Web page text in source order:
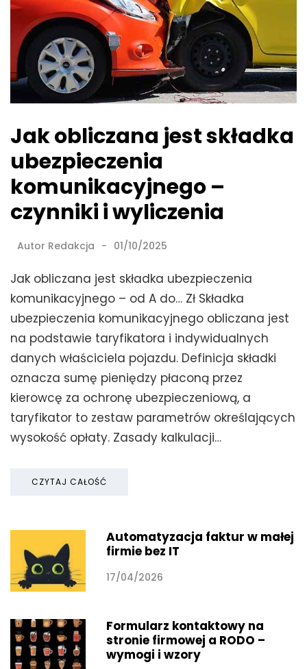
Jak obliczana jest składka
ubezpieczenia
komunikacyjnego –
czynniki i wyliczenia
Autor Redakcja 01/10/2025
Jak obliczana jest składka ubezpieczenia
komunikacyjnego – od A do… Zł Składka
ubezpieczenia komunikacyjnego obliczana jest
na podstawie taryfikatora i indywidualnych
danych właściciela pojazdu. Definicja składki
oznacza sumę pieniędzy płaconą przez
kierowcę za ochronę ubezpieczeniową, a
taryfikator to zestaw parametrów określających
wysokość opłaty. Zasady kalkulacji…
CZYTAJ CAŁOŚĆ
Automatyzacja faktur w małej
firmie bez IT
17/04/2026
Formularz kontaktowy na
stronie firmowej a RODO –
wymogi i wzory